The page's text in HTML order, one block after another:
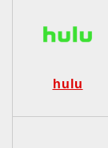
hulu